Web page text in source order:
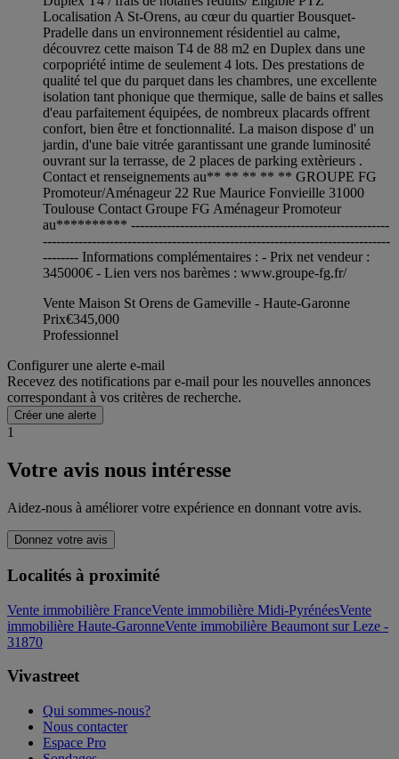
Localisation A St-Orens, au cœur du quartier Bousquet-
Pradelle dans un environnement résidentiel au calme,
découvrez cette maison T4 de 88 m2 en Duplex dans une
corpopriété intime de seulement 4 lots. Des prestations de
qualité tel que du parquet dans les chambres, une excellente
isolation tant phonique que thermique, salle de bains et salles
d'eau parfaitement équipées, de nombreux placards offrent
confort, bien être et fonctionnalité. La maison dispose d' un
jardin, d'une baie vitrée garantissant une grande luminosité
ouvrant sur la terrasse, de 2 places de parking extèrieurs .
Contact et renseignements au** ** ** ** ** GROUPE FG
Promoteur/Aménageur 22 Rue Maurice Fonvieille 31000
Toulouse Contact Groupe FG Aménageur Promoteur
au********** ----------------------------------------------------------
------------------------------------------------------------------------------
-------- Informations complémentaires : - Prix net vendeur :
345000€ - Lien vers nos barèmes : www.groupe-fg.fr/
Vente Maison St Orens de Gameville - Haute-Garonne
Prix€345,000
Professionnel
Configurer une alerte e-mail
Recevez des notifications par e-mail pour les nouvelles annonces
correspondant à vos critères de recherche.
Créer une alerte
1
Votre avis nous intéresse
Aidez-nous à améliorer votre expérience en donnant votre avis.
Donnez votre avis
Localités à proximité
Vente immobilière FranceVente immobilière Midi-PyrénéesVente
immobilière Haute-GaronneVente immobilière Beaumont sur Leze -
31870
Vivastreet
Qui sommes-nous?
Nous contacter
Espace Pro